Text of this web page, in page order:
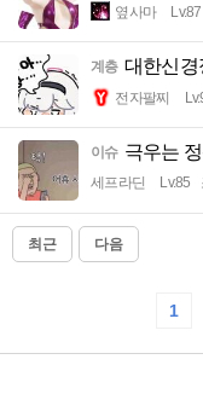
옆사마 Lv.87
계층 대한신경
전자팔찌
이슈 극우는
세프라딘 Lv.85
최근 다음
1